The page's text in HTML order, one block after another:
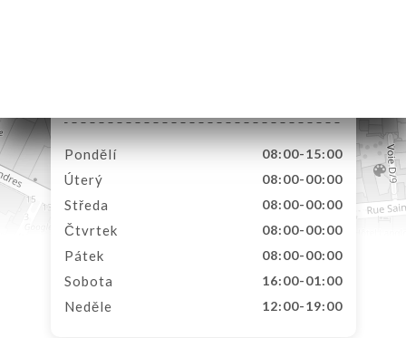
Pondělí 08:00-15:00
Úterý 08:00-00:00
Středa 08:00-00:00
Čtvrtek 08:00-00:00
Pátek 08:00-00:00
Sobota 16:00-01:00
Neděle 12:00-19:00